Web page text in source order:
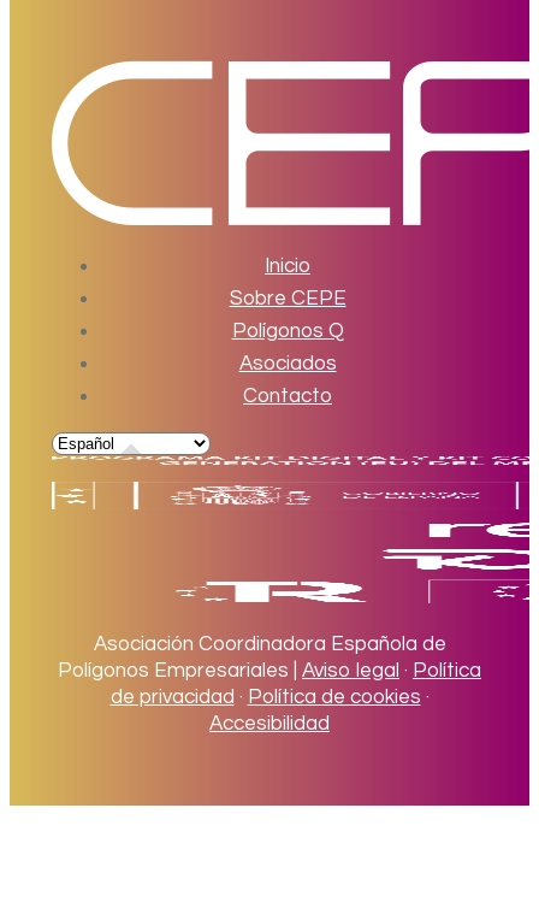
Inicio
Sobre CEPE
Polígonos Q
Asociados
Contacto
Asociación Coordinadora Española de
Polígonos Empresariales | Aviso legal · Política
de privacidad · Política de cookies ·
Accesibilidad